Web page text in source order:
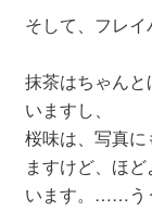
そして、フレイ
抹茶はちゃん
いますし、
桜味は、写真
ますけど、ほ
います。……う